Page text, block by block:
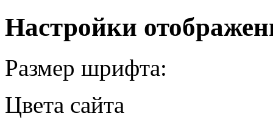
Настройки
Размер шрифта:
Цвета сайта